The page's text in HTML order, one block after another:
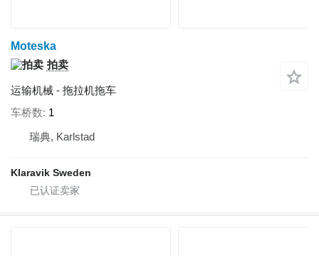
Moteska
拍卖
运输机械 - 拖拉机拖车
车桥数 1
瑞典, Karlstad
Klaravik Sweden